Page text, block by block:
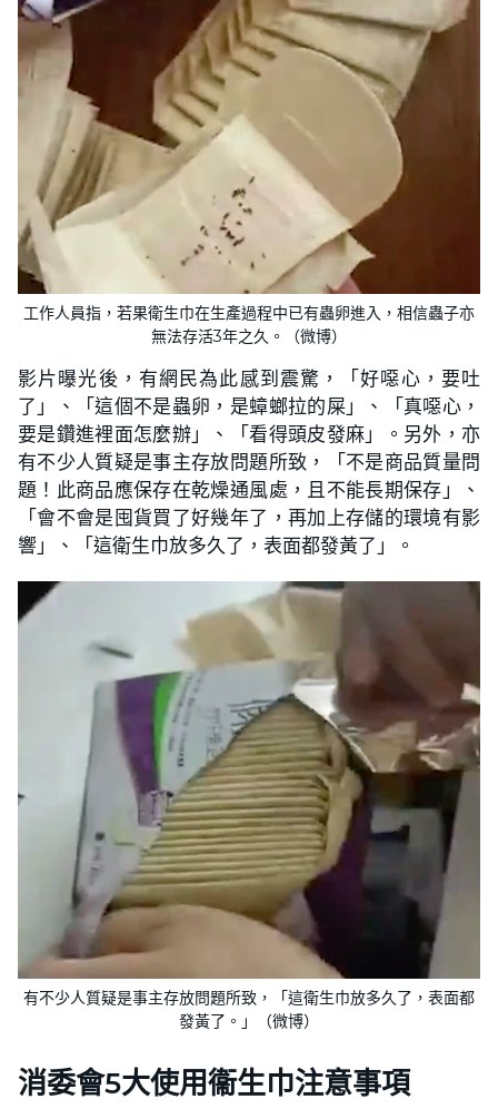
工作人員指，若果衛生巾在生產過程中已有蟲卵進入，相信蟲子亦
無法存活3年之久。（微博）
影片曝光後，有網民為此感到震驚，「好噁心，要吐
了」、「這個不是蟲卵，是蟑螂拉的屎」、「真噁心，
要是鑽進裡面怎麼辦」、「看得頭皮發麻」。另外，亦
有不少人質疑是事主存放問題所致，「不是商品質量問
題！此商品應保存在乾燥通風處，且不能長期保存」、
「會不會是囤貨買了好幾年了，再加上存儲的環境有影
響」、「這衛生巾放多久了，表面都發黃了」。
有不少人質疑是事主存放問題所致，「這衛生巾放多久了，表面都
發黃了。」（微博）
消委會5大使用衞生巾注意事項